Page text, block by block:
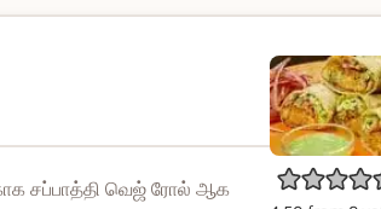
சப்பாத்தி வெஜ் ரோல் ஆக